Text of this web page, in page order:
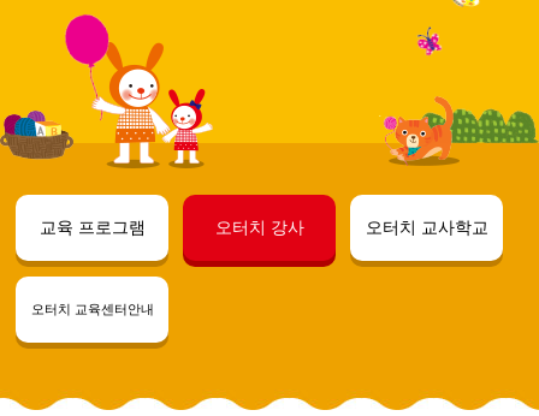
교육 프로그램 오터치 강사 오터치 교사학교
오터치 교육센터안내